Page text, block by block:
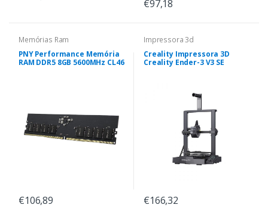
€97,18
Memórias Ram
PNY Performance Memória
RAM DDR5 8GB 5600MHz CL46
€106,89
Impressora 3d
Creality Impressora 3D
Creality Ender-3 V3 SE
€166,32